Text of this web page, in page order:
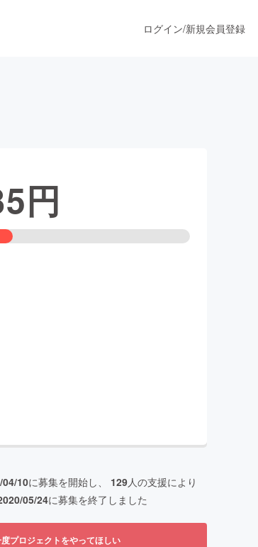
ファッション
ログイン/新規会員登録
円
04/10に募集を開始し、 129人の支援により
05/24に募集を終了しました
度プロジェクトをやってほしい